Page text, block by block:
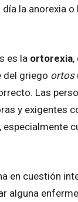
la anorexia
es la ortorexia,
del griego ortos
Las
y exigentes
en cuestión
alguna